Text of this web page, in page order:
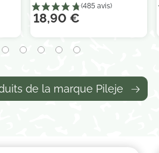
18,90 €
de la marque Pileje